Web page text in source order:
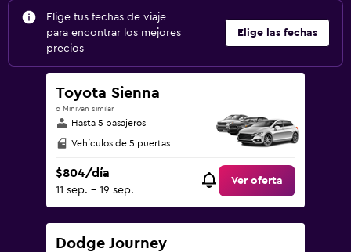
Elige tus fechas de viaje
para encontrar los mejores
precios
Elige las fechas
Toyota Sienna
o Minivan similar
Hasta 5 pasajeros
Vehículos de 5 puertas
$804/día
11 sep. - 19 sep.
Ver oferta
Dodge Journey